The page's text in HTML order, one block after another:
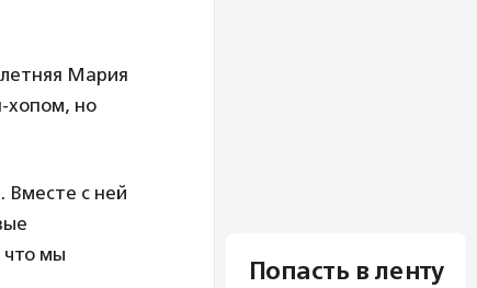
Мария
хопом, но
Вместе с ней
что мы
Попасть в ленту